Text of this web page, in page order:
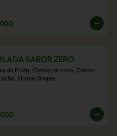
SABOR ZERO
de Fruta, Crema de coco, Crema
Sirope Simple.